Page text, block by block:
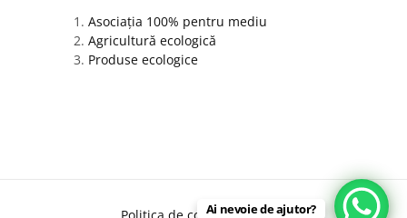
Asociația 100% pentru mediu
Agricultură ecologică
Produse ecologice
Politica de confidențialitate
Ai nevoie de ajutor?